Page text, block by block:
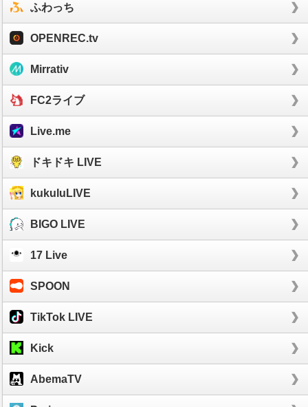
ふわっち
OPENREC.tv
Mirrativ
FC2ライブ
Live.me
ドキドキ LIVE
kukuluLIVE
BIGO LIVE
17 Live
SPOON
TikTok LIVE
Kick
AbemaTV